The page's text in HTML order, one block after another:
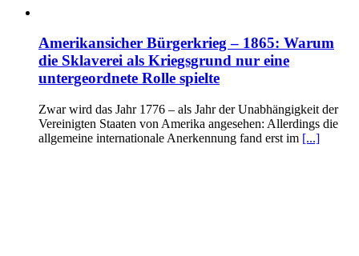
Amerikansicher Bürgerkrieg – 1865: Warum
die Sklaverei als Kriegsgrund nur eine
untergeordnete Rolle spielte
Zwar wird das Jahr 1776 – als Jahr der Unabhängigkeit der
Vereinigten Staaten von Amerika angesehen: Allerdings die
allgemeine internationale Anerkennung fand erst im [...]